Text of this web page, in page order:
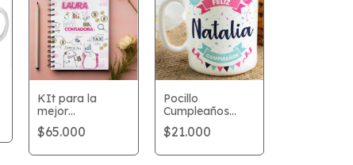
KIt para la
mejor
"contadora"
Flork
$65.000
Pocillo
Cumpleaños
"con nombre"
$21.000